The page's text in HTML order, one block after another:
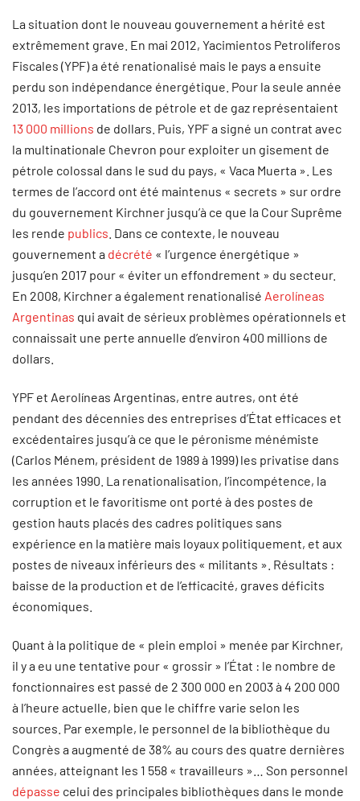
La situation dont le nouveau gouvernement a hérité est
extrêmement grave. En mai 2012, Yacimientos Petrolíferos
Fiscales (YPF) a été renationalisé mais le pays a ensuite
perdu son indépendance énergétique. Pour la seule année
2013, les importations de pétrole et de gaz représentaient
13 000 millions de dollars. Puis, YPF a signé un contrat avec
la multinationale Chevron pour exploiter un gisement de
pétrole colossal dans le sud du pays, « Vaca Muerta ». Les
termes de l’accord ont été maintenus « secrets » sur ordre
du gouvernement Kirchner jusqu’à ce que la Cour Suprême
les rende publics . Dans ce contexte, le nouveau
gouvernement a décrété « l’urgence énergétique »
jusqu’en 2017 pour « éviter un effondrement » du secteur.
En 2008, Kirchner a également renationalisé Aerolíneas
Argentinas qui avait de sérieux problèmes opérationnels et
connaissait une perte annuelle d’environ 400 millions de
dollars.
YPF et Aerolíneas Argentinas, entre autres, ont été
pendant des décennies des entreprises d’État efficaces et
excédentaires jusqu’à ce que le péronisme ménémiste
(Carlos Ménem, président de 1989 à 1999) les privatise dans
les années 1990. La renationalisation, l’incompétence, la
corruption et le favoritisme ont porté à des postes de
gestion hauts placés des cadres politiques sans
expérience en la matière mais loyaux politiquement, et aux
postes de niveaux inférieurs des « militants ». Résultats :
baisse de la production et de l’efficacité, graves déficits
économiques.
Quant à la politique de « plein emploi » menée par Kirchner,
il y a eu une tentative pour « grossir » l’État : le nombre de
fonctionnaires est passé de 2 300 000 en 2003 à 4 200 000
à l’heure actuelle, bien que le chiffre varie selon les
sources. Par exemple, le personnel de la bibliothèque du
Congrès a augmenté de 38% au cours des quatre dernières
années, atteignant les 1 558 « travailleurs »… Son personnel
dépasse celui des principales bibliothèques dans le monde